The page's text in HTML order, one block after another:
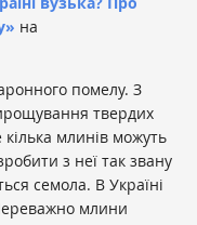
на
помелу. З
твердих
млинів можуть
з неї так звану
семола. В Україні
млини